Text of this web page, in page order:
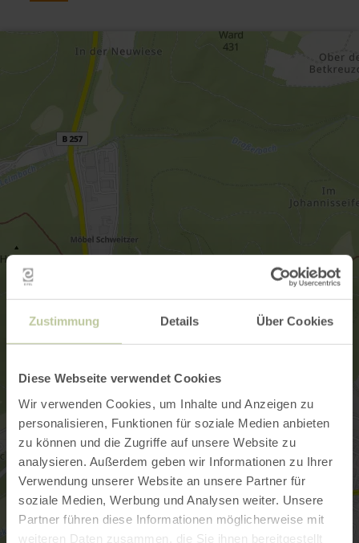
Zustimmung Details Über Cookies
Diese Webseite verwendet Cookies
Wir verwenden Cookies, um Inhalte und Anzeigen zu
personalisieren, Funktionen für soziale Medien anbieten
zu können und die Zugriffe auf unsere Website zu
analysieren. Außerdem geben wir Informationen zu Ihrer
Verwendung unserer Website an unsere Partner für
soziale Medien, Werbung und Analysen weiter. Unsere
Partner führen diese Informationen möglicherweise mit
weiteren Daten zusammen, die Sie ihnen bereitgestellt